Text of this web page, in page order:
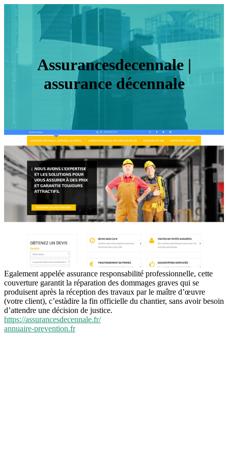
As­surancesdecen­na­le |
assurance décennale
Egalement appelée assurance responsabilité professionnelle, cette
couverture garantit la réparation des dommages graves qui se
produisent après la réception des travaux par le maître d’œuvre
(votre client), c’estàdire la fin officielle du chantier, sans avoir besoin
d’attendre une décision de justice.
https://assurancesdecennale.fr/
annuaire-prevention.fr